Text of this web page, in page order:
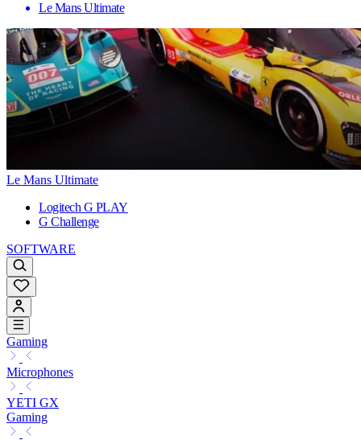
Le Mans Ultimate
Le Mans Ultimate
Logitech G PLAY
G Challenge
SOFTWARE
Gaming
Microphones
YETI GX
Gaming